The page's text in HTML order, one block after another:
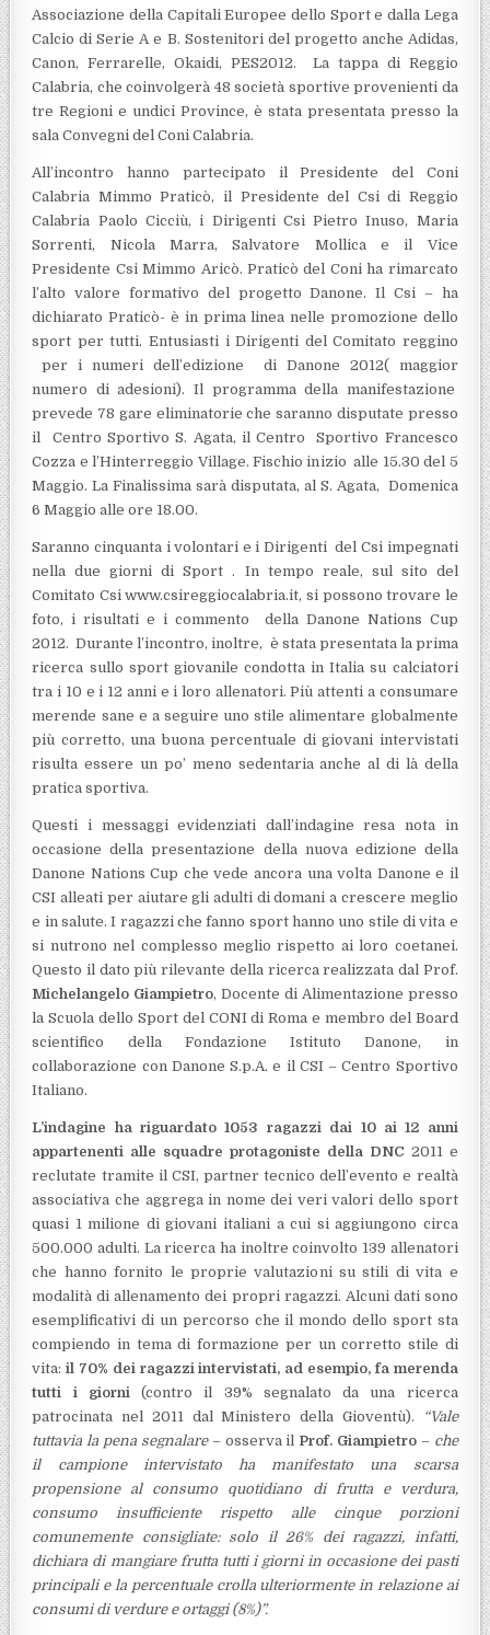
Associazione della Capitali Europee dello Sport e dalla Lega
Calcio di Serie A e B. Sostenitori del progetto anche Adidas,
Canon, Ferrarelle, Okaidi, PES2012.
La tappa di Reggio
Calabria, che coinvolgerà 48 società sportive provenienti da
tre Regioni e undici Province, è stata presentata presso la
sala Convegni del Coni Calabria.
All’incontro hanno partecipato il Presidente del Coni
Calabria Mimmo Praticò, il Presidente del Csi di Reggio
Calabria Paolo Cicciù, i Dirigenti Csi Pietro Inuso, Maria
Sorrenti, Nicola Marra, Salvatore Mollica e il Vice
Presidente Csi Mimmo Aricò. Praticò del Coni ha rimarcato
l’alto valore formativo del progetto Danone. Il Csi – ha
dichiarato Praticò- è in prima linea nelle promozione dello
sport per tutti. Entusiasti i Dirigenti del Comitato reggino
per i numeri dell’edizione di Danone 2012( maggior
numero di adesioni). Il programma della manifestazione
prevede 78 gare eliminatorie che saranno disputate presso
il Centro Sportivo S. Agata, il Centro Sportivo Francesco
Cozza e l’Hinterreggio Village. Fischio inizio alle 15.30 del 5
Maggio. La Finalissima sarà disputata, al S. Agata, Domenica
6 Maggio alle ore 18.00.
Saranno cinquanta i volontari e i Dirigenti del Csi impegnati
nella due giorni di Sport . In tempo reale, sul sito del
Comitato Csi www.csireggiocalabria.it, si possono trovare le
foto, i risultati e i commento della Danone Nations Cup
2012. Durante l’incontro, inoltre, è stata presentata la prima
ricerca sullo sport giovanile condotta in Italia su calciatori
tra i 10 e i 12 anni e i loro allenatori. Più attenti a consumare
merende sane e a seguire uno stile alimentare globalmente
più corretto, una buona percentuale di giovani intervistati
risulta essere un po’ meno sedentaria anche al di là della
pratica sportiva.
Questi i messaggi evidenziati dall’indagine resa nota in
occasione della presentazione della nuova edizione della
Danone Nations Cup che vede ancora una volta Danone e il
CSI alleati per aiutare gli adulti di domani a crescere meglio
e in salute. I ragazzi che fanno sport hanno uno stile di vita e
si nutrono nel complesso meglio rispetto ai loro coetanei.
Questo il dato più rilevante della ricerca realizzata dal Prof.
Michelangelo Giampietro, Docente di Alimentazione presso
la Scuola dello Sport del CONI di Roma e membro del Board
scientifico della Fondazione Istituto Danone, in
collaborazione con Danone S.p.A. e il CSI – Centro Sportivo
Italiano.
L’indagine ha riguardato 1053 ragazzi dai 10 ai 12 anni
appartenenti alle squadre protagoniste della DNC 2011 e
reclutate tramite il CSI, partner tecnico dell’evento e realtà
associativa che aggrega in nome dei veri valori dello sport
quasi 1 milione di giovani italiani a cui si aggiungono circa
500.000 adulti. La ricerca ha inoltre coinvolto 139 allenatori
che hanno fornito le proprie valutazioni su stili di vita e
modalità di allenamento dei propri ragazzi. Alcuni dati sono
esemplificativi di un percorso che il mondo dello sport sta
compiendo in tema di formazione per un corretto stile di
vita:il 70% dei ragazzi intervistati, ad esempio, fa merenda
tutti i giorni(contro il 39% segnalato da una ricerca
patrocinata nel 2011 dal Ministero della Gioventù).
“Vale
tuttavia la pena segnalare – osserva il Prof. Giampietro – che
il campione intervistato ha
manifestato una scarsa
propensione al consumo quotidiano di frutta e verdura,
consumo insufficiente
rispetto alle cinque porzioni
comunemente consigliate: solo il 26% dei ragazzi, infatti,
dichiara di mangiare frutta tutti i giorni in occasione dei pasti
principali e la percentuale crolla ulteriormente in relazione ai
consumi di verdure e ortaggi (8%)”.